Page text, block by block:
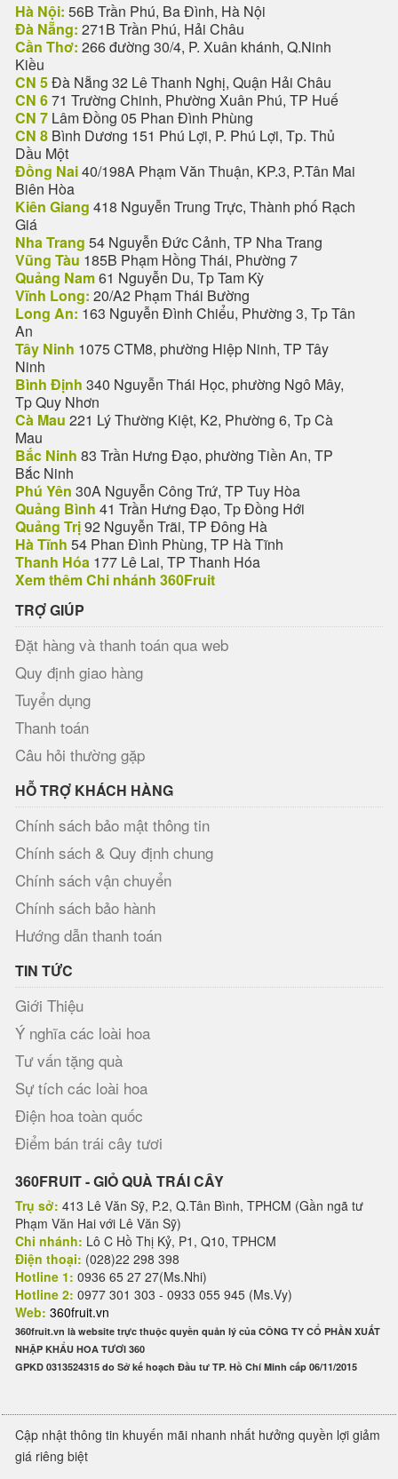
Hà Nội: 56B Trần Phú, Ba Đình, Hà Nội
Đà Nẵng: 271B Trần Phú, Hải Châu
Cần Thơ: 266 đường 30/4, P. Xuân khánh, Q.Ninh
Kiều
CN 5Đà Nẵng 32 Lê Thanh Nghị, Quận Hải Châu
CN 671 Trường Chinh, Phường Xuân Phú, TP Huế
CN 7 Lâm Đồng 05 Phan Đình Phùng
CN 8 Bình Dương 151 Phú Lợi, P. Phú Lợi, Tp. Thủ
Dầu Một
Đồng Nai40/198A Phạm Văn Thuận, KP.3, P.Tân Mai
Biên Hòa
Kiên Giang 418 Nguyễn Trung Trực, Thành phố Rạch
Giá
Nha Trang 54 Nguyễn Đức Cảnh, TP Nha Trang
Vũng Tàu 185B Phạm Hồng Thái, Phường 7
Quảng Nam61 Nguyễn Du, Tp Tam Kỳ
Vĩnh Long: 20/A2 Phạm Thái Bường
Long An: 163 Nguyễn Đình Chiểu, Phường 3, Tp Tân
An
Tây Ninh 1075 CTM8, phường Hiệp Ninh, TP Tây
Ninh
Bình Định 340 Nguyễn Thái Học, phường Ngô Mây,
Tp Quy Nhơn
Cà Mau 221 Lý Thường Kiệt, K2, Phường 6, Tp Cà
Mau
Bắc Ninh 83 Trần Hưng Đạo, phường Tiền An, TP
Bắc Ninh
Phú Yên 30A Nguyễn Công Trứ, TP Tuy Hòa
Quảng Bình 41 Trần Hưng Đạo, Tp Đồng Hới
Quảng Trị92 Nguyễn Trãi, TP Đông Hà
Hà Tĩnh 54 Phan Đình Phùng, TP Hà Tĩnh
Thanh Hóa 177 Lê Lai, TP Thanh Hóa
Xem thêm Chi nhánh 360Fruit
TRỢ GIÚP
Đặt hàng và thanh toán qua web
Quy định giao hàng
Tuyển dụng
Thanh toán
Câu hỏi thường gặp
HỖ TRỢ KHÁCH HÀNG
Chính sách bảo mật thông tin
Chính sách & Quy định chung
Chính sách vận chuyển
Chính sách bảo hành
Hướng dẫn thanh toán
TIN TỨC
Giới Thiệu
Ý nghĩa các loài hoa
Tư vấn tặng quà
Sự tích các loài hoa
Điện hoa toàn quốc
Điểm bán trái cây tươi
360FRUIT - GIỎ QUÀ TRÁI CÂY
Trụ sở: 413 Lê Văn Sỹ, P.2, Q.Tân Bình, TPHCM (Gần ngã tư
Phạm Văn Hai với Lê Văn Sỹ)
Chi nhánh: Lô C Hồ Thị Kỷ, P1, Q10, TPHCM
Điện thoại: (028)22 298 398
Hotline 1: 0936 65 27 27(Ms.Nhi)
Hotline 2: 0977 301 303 - 0933 055 945 (Ms.Vy)
Web: 360fruit.vn
360fruit.vn là website trực thuộc quyền quản lý của CÔNG TY CỔ PHẦN XUẤT
NHẬP KHẨU HOA TƯƠI 360
GPKD 0313524315 do Sở kế hoạch Đầu tư TP. Hồ Chí Minh cấp 06/11/2015
Cập nhật thông tin khuyến mãi nhanh nhất hưởng quyền lợi giảm
giá riêng biệt